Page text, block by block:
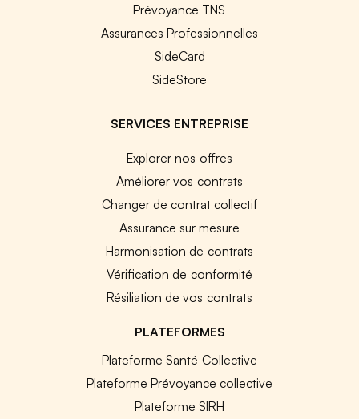
Prévoyance TNS
Assurances Professionnelles
SideCard
SideStore
SERVICES ENTREPRISE
Explorer nos offres
Améliorer vos contrats
Changer de contrat collectif
Assurance sur mesure
Harmonisation de contrats
Vérification de conformité
Résiliation de vos contrats
PLATEFORMES
Plateforme Santé Collective
Plateforme Prévoyance collective
Plateforme SIRH